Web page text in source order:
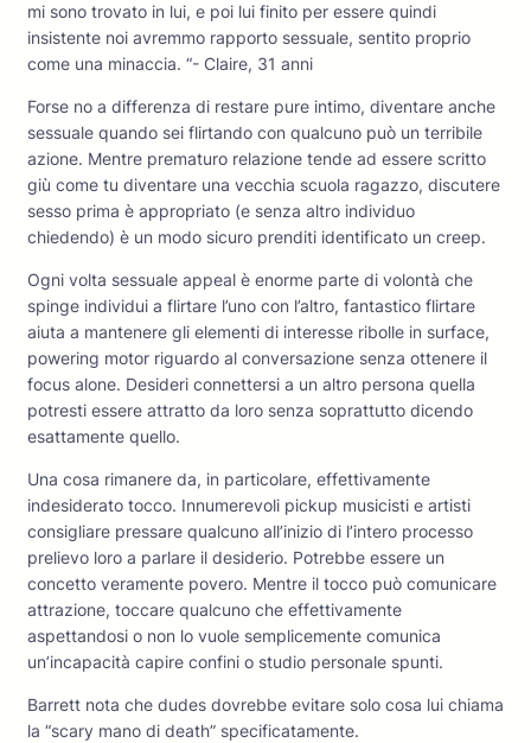
mi sono trovato in lui, e poi lui finito per essere quindi
insistente noi avremmo rapporto sessuale, sentito proprio
come una minaccia. “- Claire, 31 anni
Forse no a differenza di restare pure intimo, diventare anche
sessuale quando sei flirtando con qualcuno può un terribile
azione. Mentre prematuro relazione tende ad essere scritto
giù come tu diventare una vecchia scuola ragazzo, discutere
sesso prima è appropriato (e senza altro individuo
chiedendo) è un modo sicuro prenditi identificato un creep.
Ogni volta sessuale appeal è enorme parte di volontà che
spinge individui a flirtare l’uno con l’altro, fantastico flirtare
aiuta a mantenere gli elementi di interesse ribolle in surface,
powering motor riguardo al conversazione senza ottenere il
focus alone. Desideri connettersi a un altro persona quella
potresti essere attratto da loro senza soprattutto dicendo
esattamente quello.
Una cosa rimanere da, in particolare, effettivamente
indesiderato tocco. Innumerevoli pickup musicisti e artisti
consigliare pressare qualcuno all’inizio di l’intero processo
prelievo loro a parlare il desiderio. Potrebbe essere un
concetto veramente povero. Mentre il tocco può comunicare
attrazione, toccare qualcuno che effettivamente
aspettandosi o non lo vuole semplicemente comunica
un’incapacità capire confini o studio personale spunti.
Barrett nota che dudes dovrebbe evitare solo cosa lui chiama
la “scary mano di death” specificatamente.